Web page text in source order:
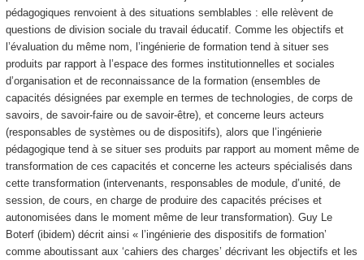
pédagogiques renvoient à des situations semblables : elle relèvent de
questions de division sociale du travail éducatif. Comme les objectifs et
l’évaluation du même nom, l’ingénierie de formationtend à situer ses
produits par rapport à l’espace des formes institutionnelles et sociales
d’organisation et de reconnaissance de la formation(ensembles de
capacités désignées par exemple en termes de technologies, de corps de
savoirs, de savoir-faire ou de savoir-être), et concerne leurs acteurs
(responsables de systèmes ou de dispositifs), alors que l’ingénierie
pédagogique tend à se situer ses produits par rapport au moment même de
transformation de ces capacités et concerne les acteurs spécialisés dans
cette transformation (intervenants, responsables de module, d’unité, de
session, de cours, en charge de produire des capacités précises et
autonomisées dans le moment même de leur transformation). Guy Le
Boterf (ibidem) décrit ainsi « l’ingénierie des dispositifs de formation’
comme aboutissant aux ‘cahiers des charges’ décrivant les objectifs et les